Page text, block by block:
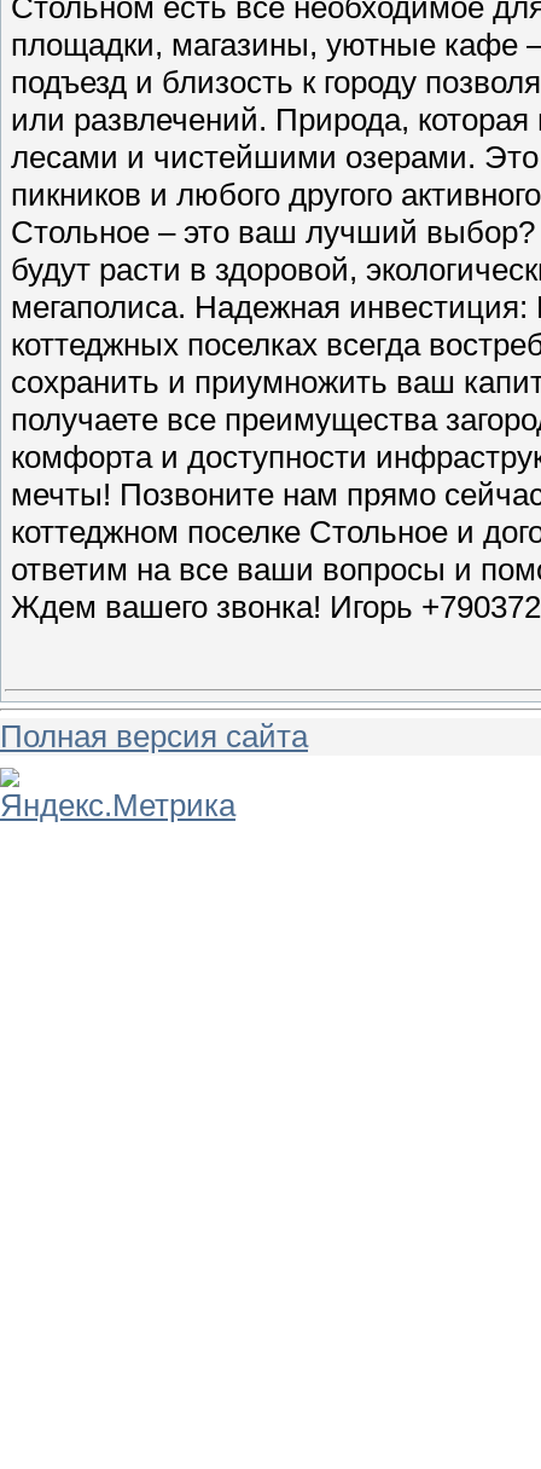
Стольном есть все необходимое
площадки, магазины, уютные кафе
подъезд и близость к городу
или развлечений. Природа,
лесами и чистейшими озерами.
пикников и любого другого
Стольное – это ваш лучший
будут расти в здоровой,
мегаполиса. Надежная
коттеджных поселках всегда
сохранить и приумножить ваш
получаете все преимущества
комфорта и доступности
мечты! Позвоните нам прямо
коттеджном поселке Стольное и
ответим на все ваши вопросы и
Ждем вашего звонка! Игорь
Полная версия сайта